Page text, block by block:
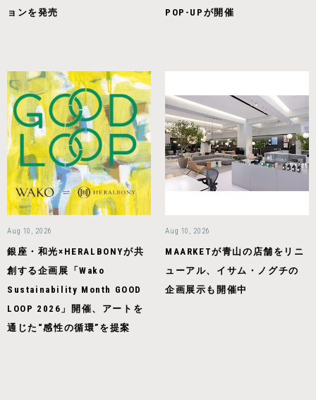
ョンを発売
POP-UPが開催
Aug 10, 2026
銀座・和光×HERALBONYが共
創する企画展「Wako
Sustainability Month GOOD
LOOP 2026」開催、アートを
通じた“感性の循環”を提案
Aug 10, 2026
MAARKETが青山の店舗をリニ
ューアル、イサム・ノグチの
企画展示も開催中